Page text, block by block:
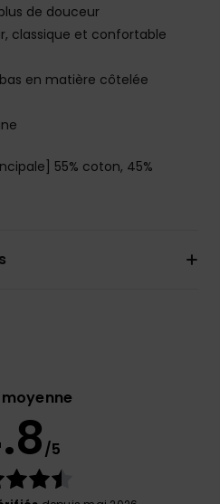
de douceur
classique et confortable
en matière côtelée
55% coton, 45%
/5